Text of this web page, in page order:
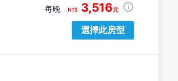
每晚 3,516元
選擇此房型